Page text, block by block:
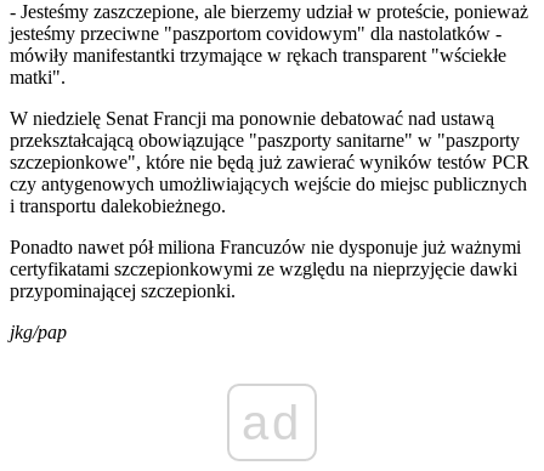
- Jesteśmy zaszczepione, ale bierzemy udział w proteście, ponieważ
jesteśmy przeciwne "paszportom covidowym" dla nastolatków -
mówiły manifestantki trzymające w rękach transparent "wściekłe
matki".
W niedzielę Senat Francji ma ponownie debatować nad ustawą
przekształcającą obowiązujące "paszporty sanitarne" w "paszporty
szczepionkowe", które nie będą już zawierać wyników testów PCR
czy antygenowych umożliwiających wejście do miejsc publicznych
i transportu dalekobieżnego.
Ponadto nawet pół miliona Francuzów nie dysponuje już ważnymi
certyfikatami szczepionkowymi ze względu na nieprzyjęcie dawki
przypominającej szczepionki.
jkg/pap
ad